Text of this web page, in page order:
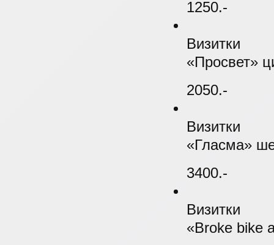
1250.-
Визитки
«Просвет»
2050.-
Визитки
«Гласма»
3400.-
Визитки
«Broke bike